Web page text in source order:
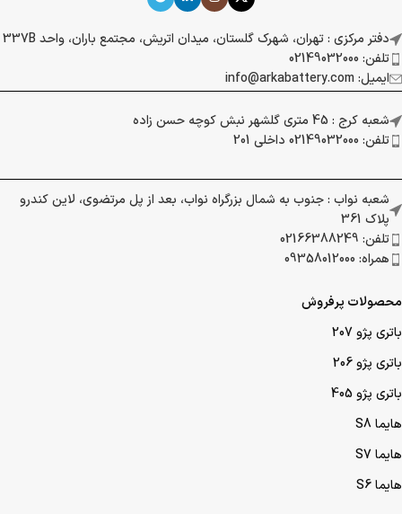
دفتر مرکزی : تهران، شهرک گلستان، میدان اتریش، مجتمع باران، واحد 337B
تلفن: 02149032000
ایمیل: info@arkabattery.com
شعبه کرج : 45 متری گلشهر نبش کوچه حسن زاده
تلفن: 02149032000 داخلی 201
شعبه نواب : جنوب به شمال بزرگراه نواب، بعد از پل مرتضوی، لاین کندرو
پلاک 361
تلفن: 02166388249
همراه: 09358012000
محصولات پرفروش
باتری پژو 207
باتری پژو 206
باتری پژو 405
هایما S8
هایما S7
هایما S6